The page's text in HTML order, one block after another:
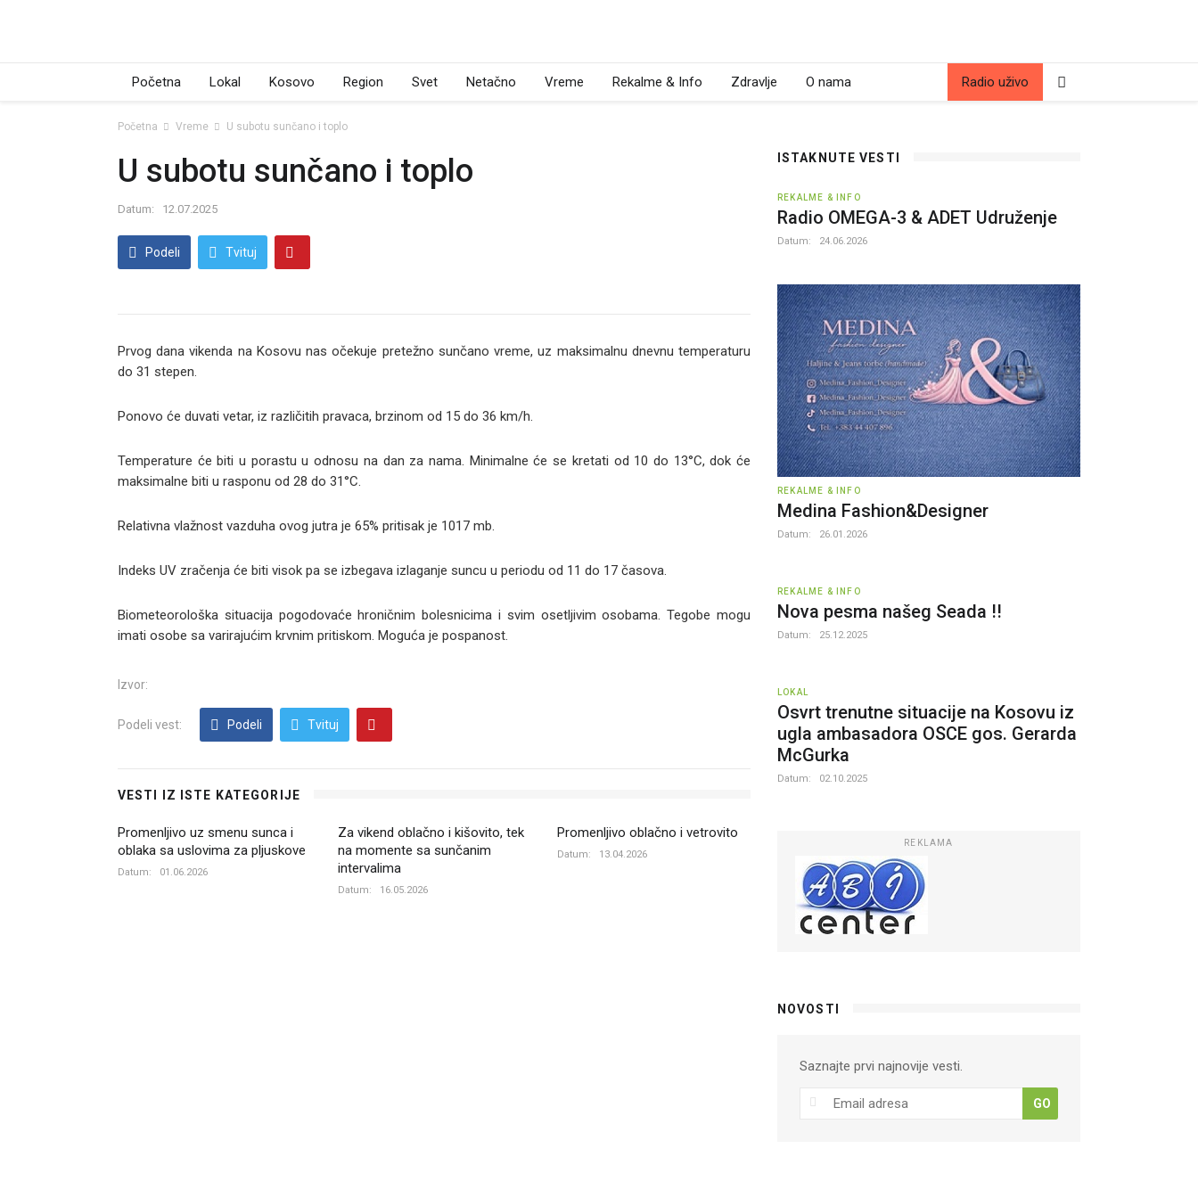
Početna Lokal Kosovo Region Svet Netačno Vreme Rekalme & Info Zdravlje O nama Radio uživo
Početna Vreme U subotu sunčano i toplo
U subotu sunčano i toplo
Datum: 12.07.2025
Podeli Tvituj
Prvog dana vikenda na Kosovu nas očekuje pretežno sunčano vreme, uz maksimalnu dnevnu temperaturu
do 31 stepen.
Ponovo će duvati vetar, iz različitih pravaca, brzinom od 15 do 36 km/h.
Temperature će biti u porastu u odnosu na dan za nama. Minimalne će se kretati od 10 do 13°C, dok će
maksimalne biti u rasponu od 28 do 31°C.
Relativna vlažnost vazduha ovog jutra je 65% pritisak je 1017 mb.
Indeks UV zračenja će biti visok pa se izbegava izlaganje suncu u periodu od 11 do 17 časova.
Biometeorološka situacija pogodovaće hroničnim bolesnicima i svim osetlјivim osobama. Tegobe mogu
imati osobe sa varirajućim krvnim pritiskom. Moguća je pospanost.
Izvor:
Podeli vest: Podeli Tvituj
VESTI IZ ISTE KATEGORIJE
Promenljivo uz smenu sunca i
oblaka sa uslovima za pljuskove
Datum: 01.06.2026
Za vikend oblačno i kišovito, tek
na momente sa sunčanim
intervalima
Datum: 16.05.2026
Promenljivo oblačno i vetrovito
Datum: 13.04.2026
ISTAKNUTE VESTI
REKALME & INFO
Radio OMEGA-3 & ADET Udruženje
Datum: 24.06.2026
REKALME & INFO
Medina Fashion&Designer
Datum: 26.01.2026
REKALME & INFO
Nova pesma našeg Seada !!
Datum: 25.12.2025
LOKAL
Osvrt trenutne situacije na Kosovu iz
ugla ambasadora OSCE gos. Gerarda
McGurka
Datum: 02.10.2025
REKLAMA
NOVOSTI
Saznajte prvi najnovije vesti.
GO